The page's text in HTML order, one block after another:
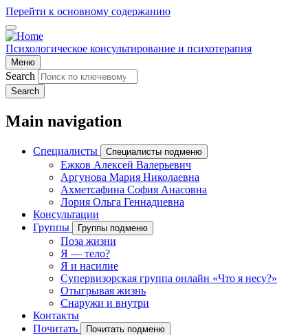
Перейти к основному содержанию
Психологическое консультирование и психотерапия
Меню
Search
Search
Main navigation
Специалисты Специалисты подменю
Ежков Алексей Валерьевич
Аргунова Мария Николаевна
Ахметсафина София Анасовна
Лория Ольга Геннадиевна
Консультации
Группы
Группы подменю
Поза жизни
Я — тело?
Я и насилие
Супервизорская группа онлайн «Что я несу?»
Отыгрывая жизнь
Снаружи и внутри
Контакты
Почитать
Почитать подменю